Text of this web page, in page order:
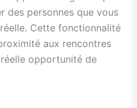
des personnes que vous
Cette fonctionnalité
aux rencontres
opportunité de